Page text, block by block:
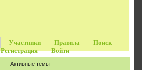
Участники Правила
Поиск
Регистрация
Войти
Активные темы